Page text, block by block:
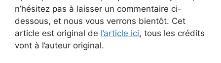
n’hésitez pas à laisser un commentaire ci-
dessous, et nous vous verrons bientôt. Cet
article est original de l’article ici, tous les crédits
vont à l’auteur original.